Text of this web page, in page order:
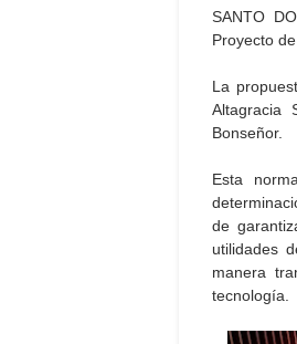
SANTO
Proyecto
La
Altagracia
Bonseñor.
Esta
de
utilidades
manera
tecnología.